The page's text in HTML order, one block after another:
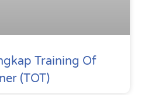
Training Of
(TOT)